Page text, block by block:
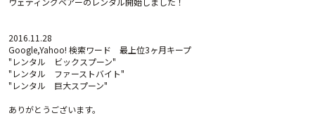
2016.11.28
Google,Yahoo! 検索ワード 最上位3ヶ月キープ
"レンタル ビックスプーン"
"レンタル ファーストバイト"
"レンタル 巨大スプーン"
ありがとうございます。